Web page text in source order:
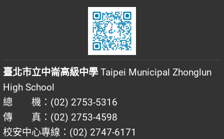
臺北市立中崙高級中學 Taipei Municipal Zhonglun
High School
總 機：(02) 2753-5316
傳 真：(02) 2753-4598
校安中心專線：(02) 2747-6171